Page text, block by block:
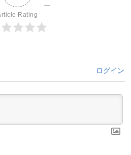
Rating
ログイン